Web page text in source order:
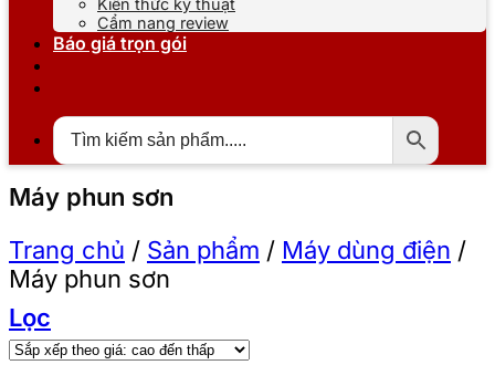
Kiến thức kỹ thuật
Cẩm nang review
Báo giá trọn gói
Máy phun sơn
Trang chủ / Sản phẩm / Máy dùng điện /
Máy phun sơn
Lọc